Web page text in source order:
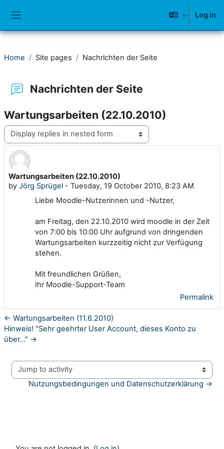
Log in
Home Site pages Nachrichten der Seite
Nachrichten der Seite
Wartungsarbeiten (22.10.2010)
Display mode
Wartungsarbeiten (22.10.2010)
by Jörg Sprügel - Tuesday, 19 October 2010, 8:23 AM
Number of replies: 0
Liebe Moodle-Nutzerinnen und -Nutzer,
am Freitag, den 22.10.2010 wird moodle in der Zeit
von 7:00 bis 10:00 Uhr aufgrund von dringenden
Wartungsarbeiten kurzzeitig nicht zur Verfügung
stehen.
Mit freundlichen Grüßen,
Ihr Moodle-Support-Team
Permalink
← Wartungsarbeiten (11.6.2010)
Hinweis! "Sehr geehrter User Account, dieses Konto zu
über..." →
Jump to activity
Nutzungsbedingungen und Datenschutzerklärung →